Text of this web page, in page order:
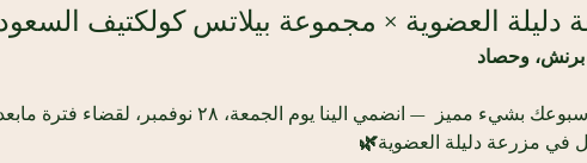
دليلة العضوية × مجموعة بيلاتس كولكتيف
برنش، وحصاد
اختمي اسبوعك بشيء مميز  — انضمي الينا يوم
في مزرعة دليلة العضوية🌿